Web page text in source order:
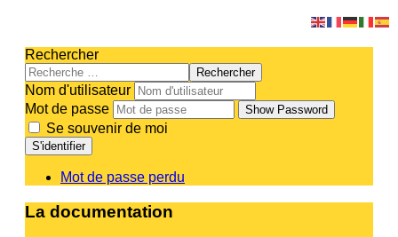
Rechercher
Rechercher
Nom d'utilisateur
Mot de passe
Show Password
Se souvenir de moi
S'identifier
Mot de passe perdu
La documentation